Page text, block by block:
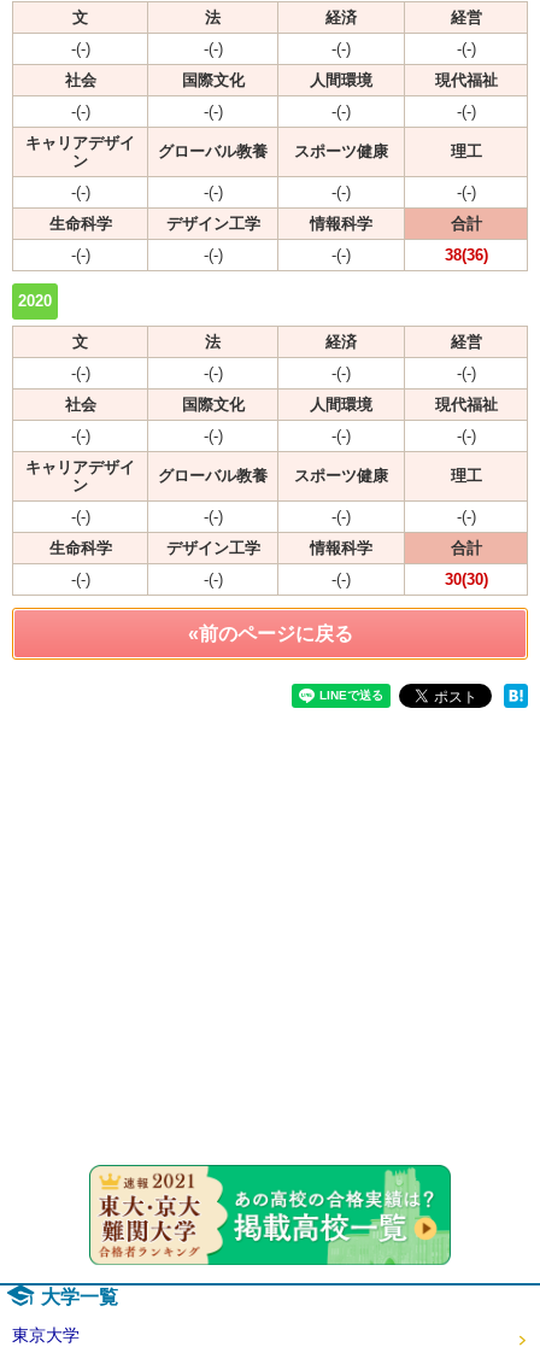
文 法 経済
経営
-(-)
-(-) -(-)
-(-)
社会
国際文化 人間環境
現代福祉
-(-)
-(-) -(-)
-(-)
キャリアデザイ
ン
グローバル教養 スポーツ健康 理工
-(-) -(-) -(-)
-(-)
生命科学
デザイン工学 情報科学
合計
-(-)
-(-) -(-) 38(36)
2020
文 法 経済
経営
-(-)
-(-) -(-)
-(-)
社会
国際文化 人間環境
現代福祉
-(-)
-(-) -(-)
-(-)
キャリアデザイ
ン
グローバル教養 スポーツ健康 理工
-(-) -(-) -(-)
-(-)
生命科学
デザイン工学 情報科学
合計
-(-)
-(-) -(-) 30(30)
«前のページに戻る
大学一覧
東京大学